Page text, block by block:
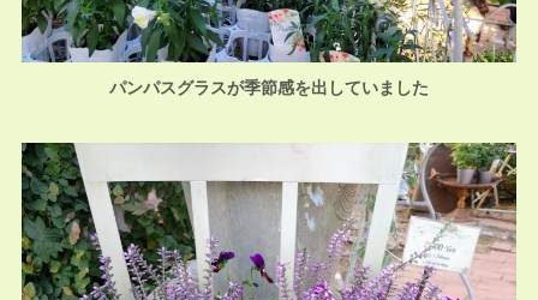
パンパスグラスが季節感を出していました